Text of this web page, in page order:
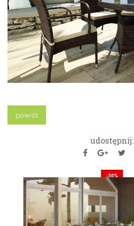
powrót
udostępnij:
-30%